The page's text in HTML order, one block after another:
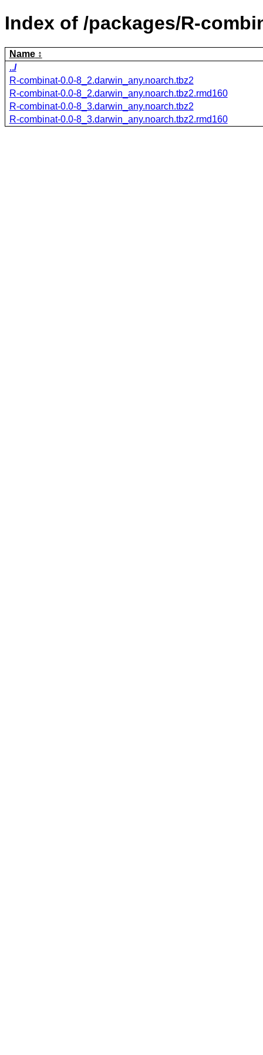
Index of /packages/R-
Name
../
R-combinat-0.0-8_2.darwin_any.noarch.tbz2
R-combinat-0.0-8_2.darwin_any.noarch.tbz2.rmd160
R-combinat-0.0-8_3.darwin_any.noarch.tbz2
R-combinat-0.0-8_3.darwin_any.noarch.tbz2.rmd160